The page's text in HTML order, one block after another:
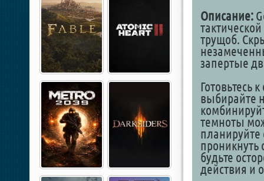
Описание:
тактической
трущоб.
запертые
Готовьтесь
выбирайте
темноты
проникнуть
будьте
действия и